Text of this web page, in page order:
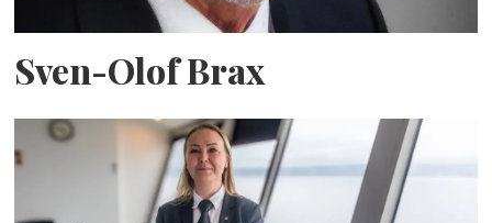
Sven-Olof Brax